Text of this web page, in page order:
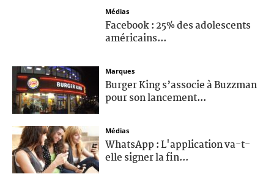
Médias
Facebook : 25% des adolescents
américains...
Marques
Burger King s’associe à Buzzman
pour son lancement...
Médias
WhatsApp : L'application va-t-
elle signer la fin...